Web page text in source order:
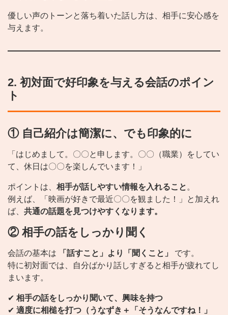
優しい声のトーンと落ち着いた話し方は、相手に安心感を
与えます。
2. 初対面で好印象を与える会話のポイン
ト
① 自己紹介は簡潔に、でも印象的に
「はじめまして。〇〇と申します。〇〇（職業）をしてい
て、休日は〇〇を楽しんでいます！」
ポイントは、 相手が話しやすい情報を入れること 。
例えば、「映画が好きで最近〇〇を観ました！」と加えれ
ば、 共通の話題を見つけやすくなります。
② 相手の話をしっかり聞く
会話の基本は 「話すこと」より「聞くこと」
です。
特に初対面では、自分ばかり話しすぎると相手が疲れてし
まいます。
✔ 相手の話をしっかり聞いて、興味を持つ
✔ 適度に相槌を打つ（うなずき＋「そうなんですね！」